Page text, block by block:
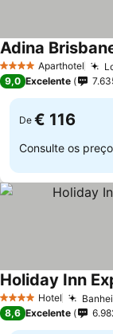
4 EstrelasAparthotel
Adina
9,0 Excelente
De € 116
Consulte os
4 EstrelasHotel
Holiday Inn
8,6 Excelente